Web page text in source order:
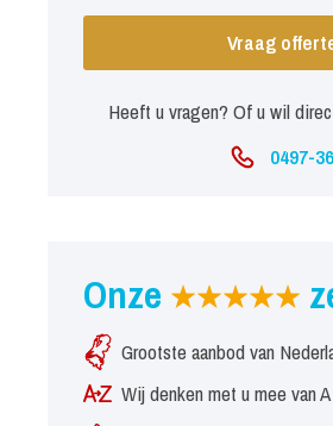
Vraag
Heeft u vragen? Of u wil
0497-
Onze
Grootste aanbod van
Wij denken met u mee van